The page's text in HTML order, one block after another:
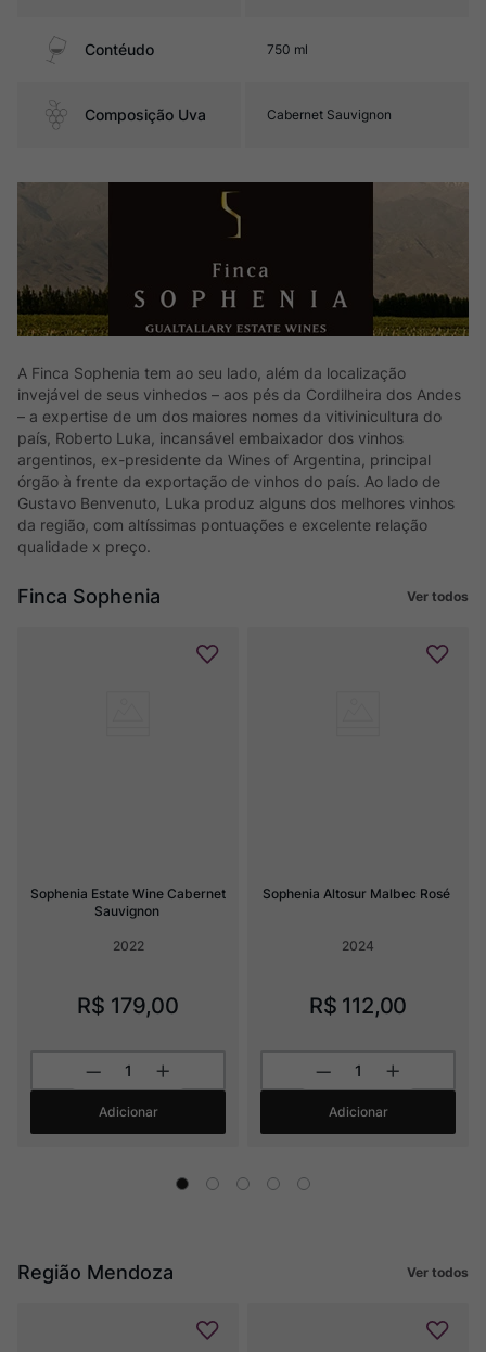
Contéudo 750 ml
Composição Uva Cabernet Sauvignon
A Finca Sophenia tem ao seu lado, além da localização
invejável de seus vinhedos – aos pés da Cordilheira dos Andes
– a expertise de um dos maiores nomes da vitivinicultura do
país, Roberto Luka, incansável embaixador dos vinhos
argentinos, ex-presidente da Wines of Argentina, principal
órgão à frente da exportação de vinhos do país. Ao lado de
Gustavo Benvenuto, Luka produz alguns dos melhores vinhos
da região, com altíssimas pontuações e excelente relação
qualidade x preço.
Finca Sophenia Ver todos
Sophenia Estate Wine Cabernet
Sauvignon
2022
R$ 179,00
Adicionar
Sophenia Altosur Malbec Rosé
2024
R$ 112,00
Adicionar
Região Mendoza Ver todos